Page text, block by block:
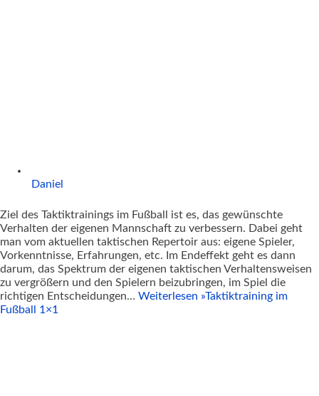
Daniel
Ziel des Taktiktrainings im Fußball ist es, das gewünschte
Verhalten der eigenen Mannschaft zu verbessern. Dabei geht
man vom aktuellen taktischen Repertoir aus: eigene Spieler,
Vorkenntnisse, Erfahrungen, etc. Im Endeffekt geht es dann
darum, das Spektrum der eigenen taktischen Verhaltensweisen
zu vergrößern und den Spielern beizubringen, im Spiel die
richtigen Entscheidungen… Weiterlesen »Taktiktraining im
Fußball 1×1